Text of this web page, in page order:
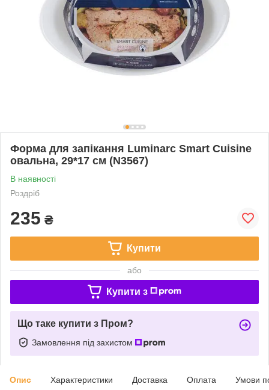
Форма для запікання Luminarc Smart Cuisine
овальна, 29*17 см (N3567)
В наявності
Роздріб
235 ₴
Купити
або
Купити з
Що таке купити з Пром?
Замовлення під захистом
Опис Характеристики Доставка Оплата Умови